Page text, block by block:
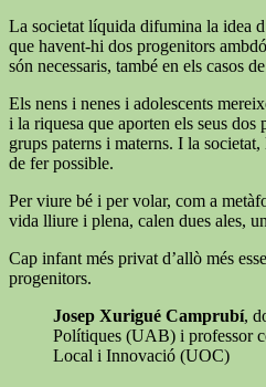
La societat líquida difumina la idea
que havent-hi dos progenitors
són necessaris, també en els casos
Els nens i nenes i adolescents
i la riquesa que aporten els seus dos
grups paterns i materns. I la
de fer possible.
Per viure bé i per volar, com a
vida lliure i plena, calen dues ales,
Cap infant més privat d’allò més
progenitors.
Josep Xurigué Camprubí,
Polítiques (UAB) i professor
Local i Innovació (UOC)